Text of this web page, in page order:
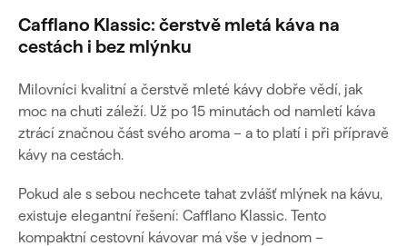
Cafflano Klassic: čerstvě mletá káva na
cestách i bez mlýnku
Milovníci kvalitní a čerstvě mleté kávy dobře vědí, jak
moc na chuti záleží. Už po 15 minutách od namletí káva
ztrácí značnou část svého aroma – a to platí i při přípravě
kávy na cestách.
Pokud ale s sebou nechcete tahat zvlášť mlýnek na kávu,
existuje elegantní řešení: Cafflano Klassic. Tento
kompaktní cestovní kávovar má vše v jednom –